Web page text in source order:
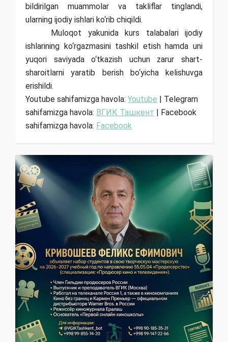
bildirilgan muammolar va takliflar tinglandi,
ularning ijodiy ishlari ko‘rib chiqildi.
Muloqot yakunida kurs talabalari ijodiy
ishlarining ko‘rgazmasini tashkil etish hamda uni
yuqori saviyada o‘tkazish uchun zarur shart-
sharoitlarni yaratib berish bo‘yicha kelishuvga
erishildi.
Youtube sahifamizga havola: Youtube | Telegram
sahifamizga havola: ВГИК Ташкент | Facebook
sahifamizga havola: Facebook